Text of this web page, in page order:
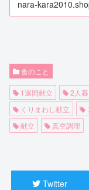
nara-
食のこと
1週間献立 2人
くりまわし献立
献立
真空調理
Twitter